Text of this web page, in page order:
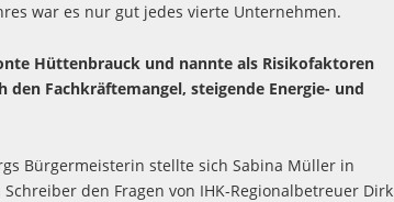
war es nur gut jedes vierte Unternehmen.
Hüttenbrauck und nannte als Risikofaktoren
Fachkräftemangel, steigende Energie- und
Bürgermeisterin stellte sich Sabina Müller in
den Fragen von IHK-Regionalbetreuer Dirk